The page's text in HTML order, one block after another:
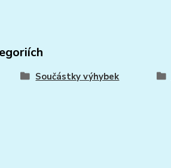
Součástky výhybek